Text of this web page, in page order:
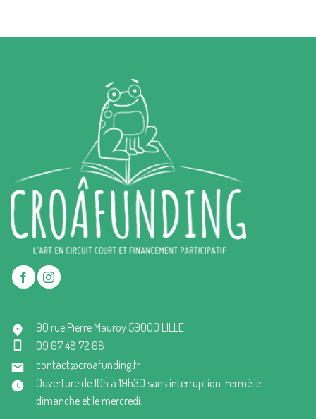
90 rue Pierre Mauroy 59000 LILLE
09 67 48 72 68
contact@croafunding.fr
Ouverture de 10h à 19h30 sans interruption. Fermé le
dimanche et le mercredi.